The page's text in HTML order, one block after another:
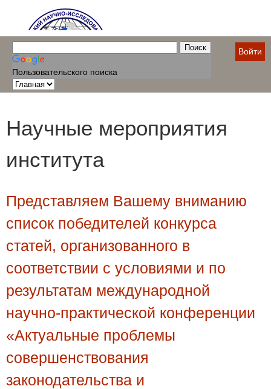
Пользовательского поиска
Войти
Научные мероприятия
института
Представляем Вашему вниманию
список победителей конкурса
статей, организованного в
соответствии с условиями и по
результатам международной
научно-практической конференции
«Актуальные проблемы
совершенствования
законодательства и